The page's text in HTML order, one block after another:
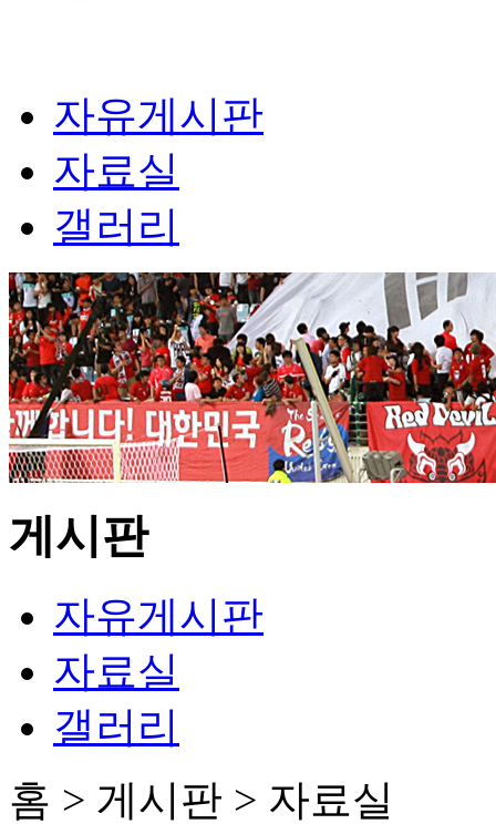
자유게시판
자료실
갤러리
게시판
자유게시판
자료실
갤러리
홈 > 게시판 > 자료실